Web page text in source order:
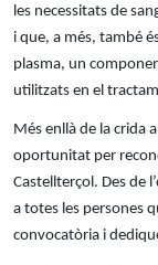
les necessitats de
i que, a més, també
plasma, un
utilitzats en el
Més enllà de la crida
oportunitat per
Castellterçol. Des de
a totes les persones
convocatòria i